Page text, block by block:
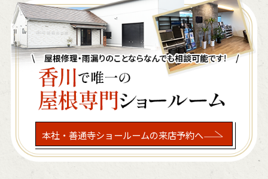
本社・善通寺ショールームの来店予約へ